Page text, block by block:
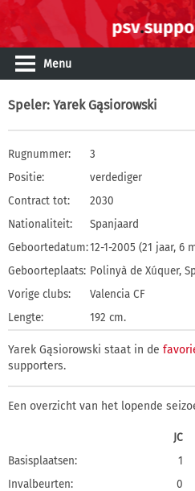
Menu
Speler: Yarek Gąsiorowski
Rugnummer:
3
Positie:
verdediger
Contract tot:
2030
Nationaliteit:
Spanjaard
Geboortedatum:12-1-2005 (21 jaar, 6
Geboorteplaats: Polinyà de Xúquer,
Vorige clubs:
Valencia CF
Lengte:
192 cm.
Yarek Gąsiorowski staat in de
supporters.
Een overzicht van het lopende
JC
Basisplaatsen:
1
Invalbeurten:
0